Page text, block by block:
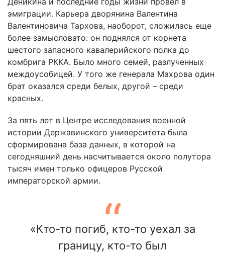
эмиграции. Карьера дворянина Валентина
Валентиновича Тархова, наоборот, сложилась еще
более замысловато: он поднялся от корнета
шестого запасного кавалерийского полка до
комбрига РККА. Было много семей, разлученных
междоусобицей. У того же генерала Махрова один
брат оказался среди белых, другой – среди
красных.
За пять лет в Центре исследования военной
истории Державинского университета была
сформирована база данных, в которой на
сегодняшний день насчитывается около полутора
тысяч имен только офицеров Русской
императорской армии.
«Кто-то погиб, кто-то уехал за
границу, кто-то был